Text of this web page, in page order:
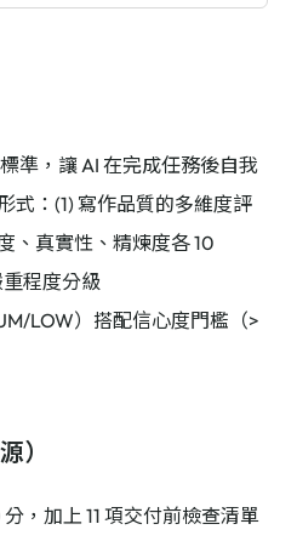
準，讓 AI 在完成任務後自我
式：(1) 寫作品質的多維度評
、真實性、精煉度各 10
程度分級
LOW）搭配信心度門檻（>
）
，加上 11 項交付前檢查清單